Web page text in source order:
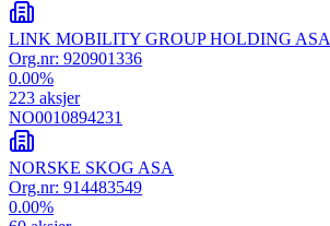
LINK MOBILITY GROUP HOLDING ASA
Org.nr: 920901336
0.00%
223 aksjer
NO0010894231
NORSKE SKOG ASA
Org.nr: 914483549
0.00%